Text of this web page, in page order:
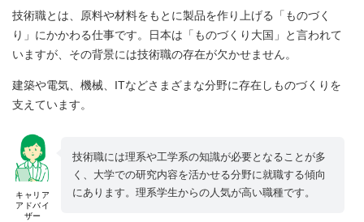
技術職とは、原料や材料をもとに製品を作り上げる「ものづく
り」にかかわる仕事です。日本は「ものづくり大国」と言われて
いますが、その背景には技術職の存在が欠かせません。
建築や電気、機械、ITなどさまざまな分野に存在しものづくりを
支えています。
キャリア
アドバイ
ザー
技術職には理系や工学系の知識が必要となることが多
く、大学での研究内容を活かせる分野に就職する傾向
にあります。理系学生からの人気が高い職種です。